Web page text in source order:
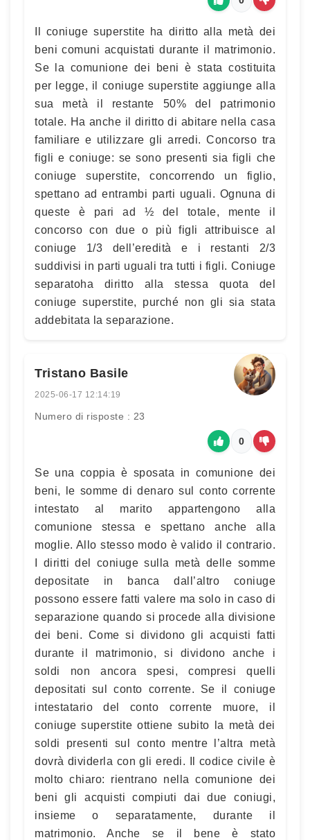
Il coniuge superstite ha diritto alla metà dei
beni comuni acquistati durante il matrimonio.
Se la comunione dei beni è stata costituita
per legge, il coniuge superstite aggiunge alla
sua metà il restante 50% del patrimonio
totale. Ha anche il diritto di abitare nella casa
familiare e utilizzare gli arredi. Concorso tra
figli e coniuge: se sono presenti sia figli che
coniuge superstite, concorrendo un figlio,
spettano ad entrambi parti uguali. Ognuna di
queste è pari ad ½ del totale, mente il
concorso con due o più figli attribuisce al
coniuge 1/3 dell’eredità e i restanti 2/3
suddivisi in parti uguali tra tutti i figli. Coniuge
separatoha diritto alla stessa quota del
coniuge superstite, purché non gli sia stata
addebitata la separazione.
Tristano Basile
2025-06-17 12:14:19
Numero di risposte : 23
0
Se una coppia è sposata in comunione dei
beni, le somme di denaro sul conto corrente
intestato al marito appartengono alla
comunione stessa e spettano anche alla
moglie. Allo stesso modo è valido il contrario.
I diritti del coniuge sulla metà delle somme
depositate in banca dall’altro coniuge
possono essere fatti valere ma solo in caso di
separazione quando si procede alla divisione
dei beni. Come si dividono gli acquisti fatti
durante il matrimonio, si dividono anche i
soldi non ancora spesi, compresi quelli
depositati sul conto corrente. Se il coniuge
intestatario del conto corrente muore, il
coniuge superstite ottiene subito la metà dei
soldi presenti sul conto mentre l’altra metà
dovrà dividerla con gli eredi. Il codice civile è
molto chiaro: rientrano nella comunione dei
beni gli acquisti compiuti dai due coniugi,
insieme o separatamente, durante il
matrimonio. Anche se il bene è stato